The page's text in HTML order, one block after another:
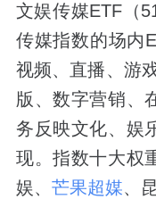
文娱传媒ETF（
传媒指数的场内
视频、直播、游
版、数字营销、
务反映文化、娱
现。指数十大权
娱、 芒果超媒、